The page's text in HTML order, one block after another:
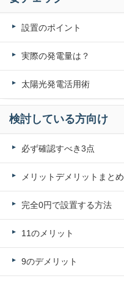
設置のポイント
実際の発電量は？
太陽光発電活用術
検討している方向け
必ず確認すべき3点
メリットデメリットまとめ
完全0円で設置する方法
11のメリット
9のデメリット